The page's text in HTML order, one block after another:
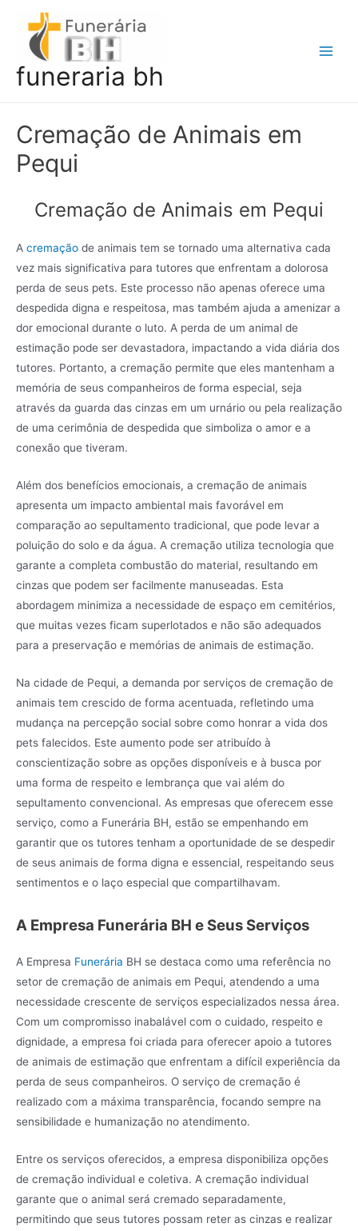
conteúdo
funeraria bh
Cremação de Animais em
Pequi
Cremação de Animais em Pequi
A cremação de animais tem se tornado uma alternativa cada
vez mais significativa para tutores que enfrentam a dolorosa
perda de seus pets. Este processo não apenas oferece uma
despedida digna e respeitosa, mas também ajuda a amenizar a
dor emocional durante o luto. A perda de um animal de
estimação pode ser devastadora, impactando a vida diária dos
tutores. Portanto, a cremação permite que eles mantenham a
memória de seus companheiros de forma especial, seja
através da guarda das cinzas em um urnário ou pela realização
de uma cerimônia de despedida que simboliza o amor e a
conexão que tiveram.
Além dos benefícios emocionais, a cremação de animais
apresenta um impacto ambiental mais favorável em
comparação ao sepultamento tradicional, que pode levar a
poluição do solo e da água. A cremação utiliza tecnologia que
garante a completa combustão do material, resultando em
cinzas que podem ser facilmente manuseadas. Esta
abordagem minimiza a necessidade de espaço em cemitérios,
que muitas vezes ficam superlotados e não são adequados
para a preservação e memórias de animais de estimação.
Na cidade de Pequi, a demanda por serviços de cremação de
animais tem crescido de forma acentuada, refletindo uma
mudança na percepção social sobre como honrar a vida dos
pets falecidos. Este aumento pode ser atribuído à
conscientização sobre as opções disponíveis e à busca por
uma forma de respeito e lembrança que vai além do
sepultamento convencional. As empresas que oferecem esse
serviço, como a Funerária BH, estão se empenhando em
garantir que os tutores tenham a oportunidade de se despedir
de seus animais de forma digna e essencial, respeitando seus
sentimentos e o laço especial que compartilhavam.
A Empresa Funerária BH e Seus Serviços
A Empresa Funerária BH se destaca como uma referência no
setor de cremação de animais em Pequi, atendendo a uma
necessidade crescente de serviços especializados nessa área.
Com um compromisso inabalável com o cuidado, respeito e
dignidade, a empresa foi criada para oferecer apoio a tutores
de animais de estimação que enfrentam a difícil experiência da
perda de seus companheiros. O serviço de cremação é
realizado com a máxima transparência, focando sempre na
sensibilidade e humanização no atendimento.
Entre os serviços oferecidos, a empresa disponibiliza opções
de cremação individual e coletiva. A cremação individual
garante que o animal será cremado separadamente,
permitindo que seus tutores possam reter as cinzas e realizar